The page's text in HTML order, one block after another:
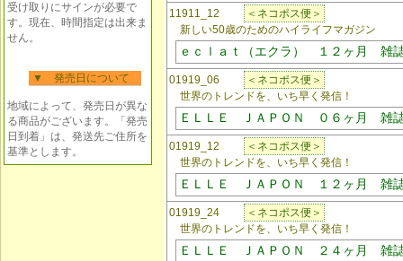
受け取りにサインが必要で
す。現在、時間指定は出来ま
せん。
▼ 発売日について
地域によって、発売日が異な
る商品がございます。「発売
日到着」は、発送先ご住所を
基準とします。
11911_12
＜ネコポス便＞
新しい50歳のためのハイライフマガジン
ｅｃｌａｔ（エクラ） １２ヶ月 雑
01919_06
＜ネコポス便＞
世界のトレンドを、いち早く発信！
ＥＬＬＥ ＪＡＰＯＮ ０６ヶ月 雑
01919_12
＜ネコポス便＞
世界のトレンドを、いち早く発信！
ＥＬＬＥ ＪＡＰＯＮ １２ヶ月 雑
01919_24
＜ネコポス便＞
世界のトレンドを、いち早く発信！
ＥＬＬＥ ＪＡＰＯＮ ２４ヶ月 雑